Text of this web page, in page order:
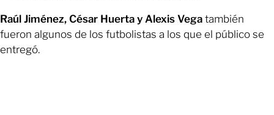
Raúl Jiménez, César Huerta y Alexis Vega también
fueron algunos de los futbolistas a los que el público se
entregó.